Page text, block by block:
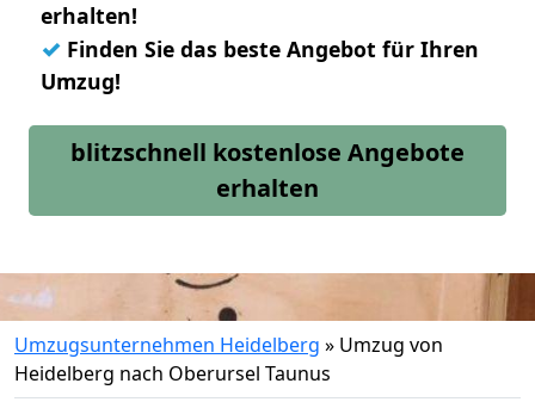
erhalten!
✓ Finden Sie das beste Angebot für Ihren
Umzug!
blitzschnell kostenlose Angebote
erhalten
Umzugsunternehmen Heidelberg » Umzug von
Heidelberg nach Oberursel Taunus